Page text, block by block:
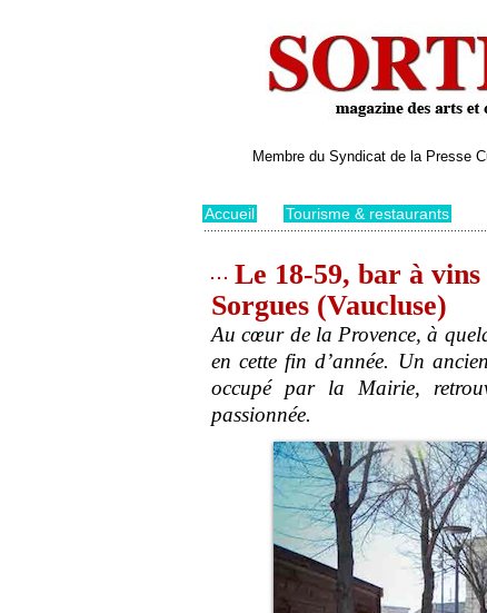
Membre du Syndicat de la Presse
Accueil Tourisme & restaurants
Le 18-59, bar à
Sorgues (Vaucluse)
Au cœur de la Provence, à
en cette fin d’année. Un
occupé par la Mairie,
passionnée.